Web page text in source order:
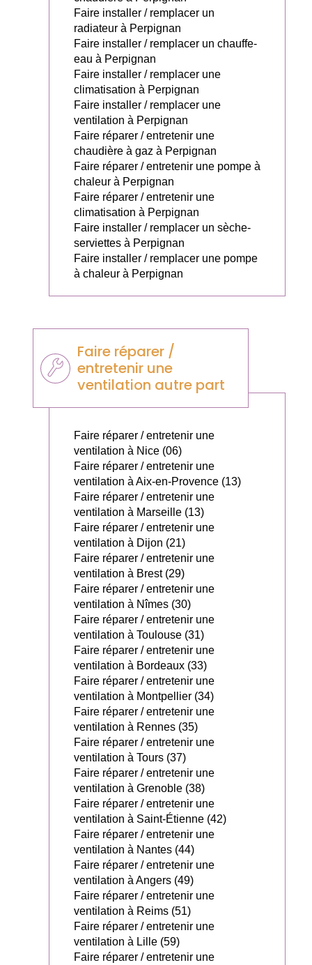
Faire installer / remplacer un
radiateur à Perpignan
Faire installer / remplacer un chauffe-
eau à Perpignan
Faire installer / remplacer une
climatisation à Perpignan
Faire installer / remplacer une
ventilation à Perpignan
Faire réparer / entretenir une
chaudière à gaz à Perpignan
Faire réparer / entretenir une pompe à
chaleur à Perpignan
Faire réparer / entretenir une
climatisation à Perpignan
Faire installer / remplacer un sèche-
serviettes à Perpignan
Faire installer / remplacer une pompe
à chaleur à Perpignan
Faire réparer /
entretenir une
ventilation autre part
Faire réparer / entretenir une
ventilation à Nice (06)
Faire réparer / entretenir une
ventilation à Aix-en-Provence (13)
Faire réparer / entretenir une
ventilation à Marseille (13)
Faire réparer / entretenir une
ventilation à Dijon (21)
Faire réparer / entretenir une
ventilation à Brest (29)
Faire réparer / entretenir une
ventilation à Nîmes (30)
Faire réparer / entretenir une
ventilation à Toulouse (31)
Faire réparer / entretenir une
ventilation à Bordeaux (33)
Faire réparer / entretenir une
ventilation à Montpellier (34)
Faire réparer / entretenir une
ventilation à Rennes (35)
Faire réparer / entretenir une
ventilation à Tours (37)
Faire réparer / entretenir une
ventilation à Grenoble (38)
Faire réparer / entretenir une
ventilation à Saint-Étienne (42)
Faire réparer / entretenir une
ventilation à Nantes (44)
Faire réparer / entretenir une
ventilation à Angers (49)
Faire réparer / entretenir une
ventilation à Reims (51)
Faire réparer / entretenir une
ventilation à Lille (59)
Faire réparer / entretenir une